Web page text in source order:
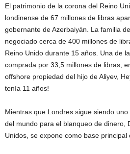
El patrimonio de la corona del Reino
londinense de 67 millones de libras
gobernante de Azerbaiyán. La familia
negociado cerca de 400 millones de
Reino Unido durante 15 años. Una de
comprada por 33,5 millones de libras,
offshore propiedad del hijo de Aliyev,
tenía 11 años!
Mientras que Londres sigue siendo
del mundo para el blanqueo de dinero,
Unidos, se expone como base principal